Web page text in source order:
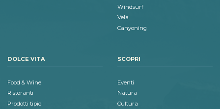
Windsurf
Vela
Canyoning
DOLCE VITA
Food & Wine
Ristoranti
Prodotti tipici
SCOPRI
Eventi
Natura
Cultura